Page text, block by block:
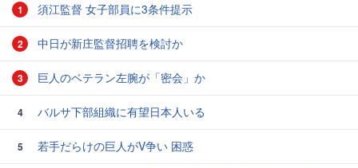
1 須江監督 女子部員に3条件提示
2 中日が新庄監督招聘を検討か
3 巨人のベテラン左腕が「密会」か
4 バルサ下部組織に有望日本人いる
5
若手だらけの巨人がV争い 困惑